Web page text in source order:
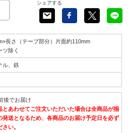
シェアする
長さ（テープ部分）片面約110mm
除く
ル、鉄
後でお届け
あわせてご注文いただいた場合は全商品が揃
発送となるため、各商品のお届け予定日を必ず
い。